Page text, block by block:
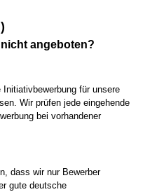
angeboten?
für unsere
Wir prüfen jede eingehende
bei vorhandener
dass wir nur Bewerber
gute deutsche